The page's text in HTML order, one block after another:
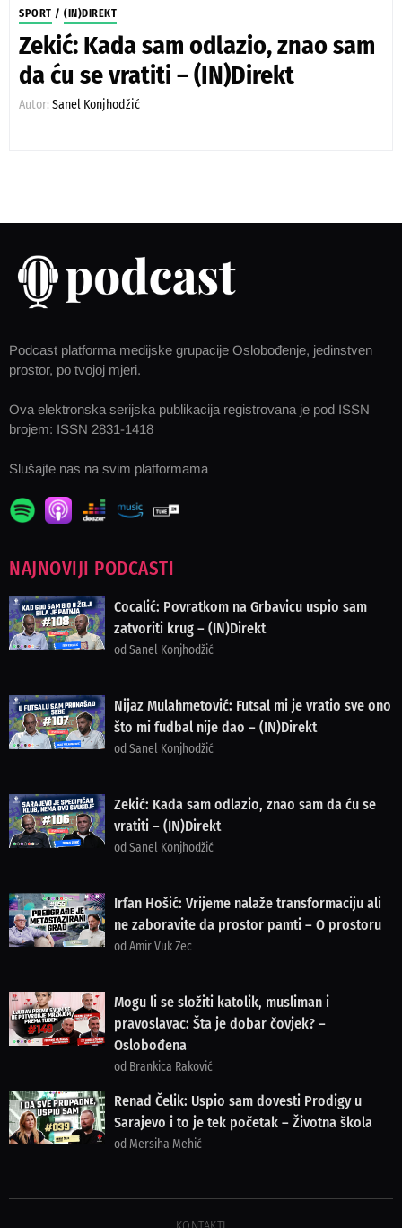
SPORT / (IN)DIREKT
Zekić: Kada sam odlazio, znao sam
da ću se vratiti – (IN)Direkt
Autor: Sanel Konjhodžić
Podcast platforma medijske grupacije Oslobođenje, jedinstven
prostor, po tvojoj mjeri.
Ova elektronska serijska publikacija registrovana je pod ISSN
brojem: ISSN 2831-1418
Slušajte nas na svim platformama
NAJNOVIJI PODCASTI
Cocalić: Povratkom na Grbavicu uspio sam
zatvoriti krug – (IN)Direkt
od Sanel Konjhodžić
Nijaz Mulahmetović: Futsal mi je vratio sve ono
što mi fudbal nije dao – (IN)Direkt
od Sanel Konjhodžić
Zekić: Kada sam odlazio, znao sam da ću se
vratiti – (IN)Direkt
od Sanel Konjhodžić
Irfan Hošić: Vrijeme nalaže transformaciju ali
ne zaboravite da prostor pamti – O prostoru
od Amir Vuk Zec
Mogu li se složiti katolik, musliman i
pravoslavac: Šta je dobar čovjek? –
Oslobođena
od Brankica Raković
Renad Čelik: Uspio sam dovesti Prodigy u
Sarajevo i to je tek početak – Životna škola
od Mersiha Mehić